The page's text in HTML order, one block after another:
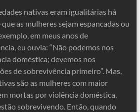
nativas eram igualitárias há
as mulheres sejam espancadas ou
em meus anos de
eu ouvia: “Não podemos nos
doméstica; devemos nos
de sobrevivência primeiro”. Mas,
são as mulheres com maior
mortas por violência doméstica,
sobrevivendo. Então, quando